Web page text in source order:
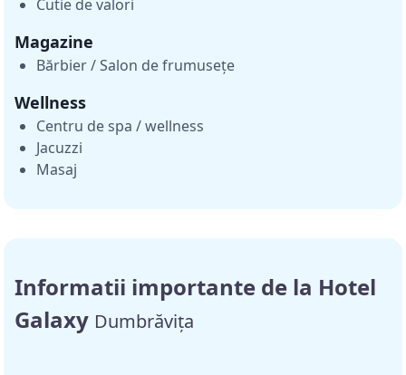
Cutie de valori
Magazine
Bărbier / Salon de frumusețe
Wellness
Centru de spa / wellness
Jacuzzi
Masaj
Informatii importante de la Hotel
Galaxy Dumbrăvița